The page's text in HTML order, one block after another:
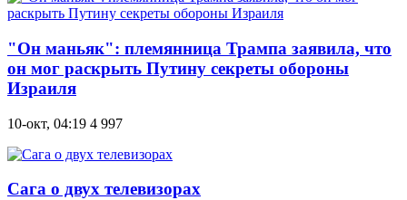
"Он маньяк": племянница Трампа заявила, что
он мог раскрыть Путину секреты обороны
Израиля
10-окт, 04:19 4 997
Сага о двух телевизорах